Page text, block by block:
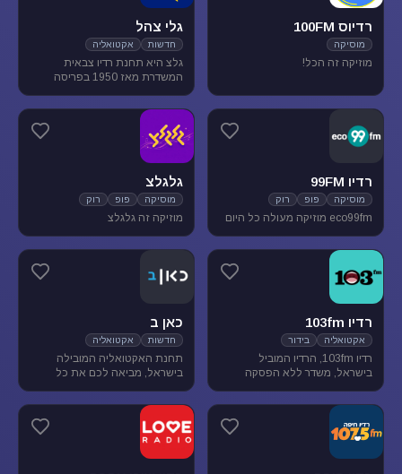
רדיוס 100FM
מוסיקה
מוזיקה זה הכל!
גלי צהל
חדשות אקטואליה
גלצ היא תחנת רדיו צבאית
המשדרת מאז 1950 בפריסה
חדשות, תכניות אקטואליה
ותרבות, מוזיקה ועוד.
רדיו 99FM
מוסיקה פופ רוק
eco99fm מוזיקה מעולה כל היום
גלגלצ
מוסיקה פופ רוק
מוזיקה זה גלגלצ
רדיו 103fm
אקטואליה בידור
רדיו 103fm, הרדיו המוביל
בישראל, משדר ללא הפסקה
וסאטירה, עם מיטב המגישים
והעיתונאים
כאן ב
חדשות אקטואליה
תחנת האקטואליה המובילה
בישראל, מביאה לכם את כל
והפרשנויות, של האירועים שעל
סדר היום הישראלי.